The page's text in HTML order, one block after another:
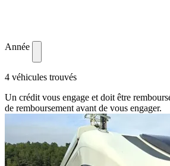
Année
4 véhicules trouvés
Un crédit vous engage et doit être
de remboursement avant de vous engager.